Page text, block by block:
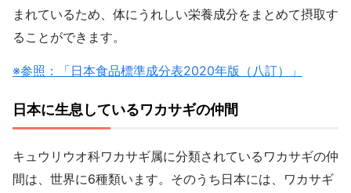
まれているため、体にうれしい栄養成分をまとめて摂取す
ることができます。
※参照：「日本食品標準成分表2020年版（八訂）」
日本に生息しているワカサギの仲間
キュウリウオ科ワカサギ属に分類されているワカサギの仲
間は、世界に6種類います。そのうち日本には、ワカサギ